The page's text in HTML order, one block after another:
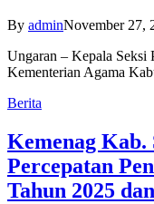
By adminNovember 27,
Ungaran – Kepala
Kementerian Agama
Berita
Kemenag Kab.
Percepatan
Tahun 2025